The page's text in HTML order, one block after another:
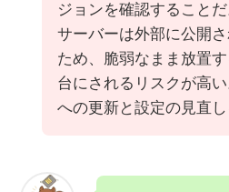
ジョンを確認すること
サーバーは外部に公開
ため、脆弱なまま放置
台にされるリスクが高
への更新と設定の見直し